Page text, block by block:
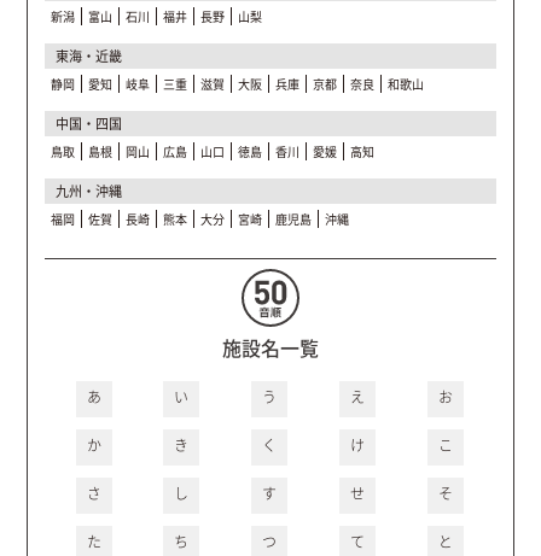
新潟 富山 石川 福井 長野 山梨
東海・近畿
静岡 愛知 岐阜 三重 滋賀 大阪 兵庫 京都 奈良 和歌山
中国・四国
鳥取 島根 岡山 広島 山口 徳島 香川 愛媛 高知
九州・沖縄
福岡 佐賀 長崎 熊本 大分 宮崎 鹿児島 沖縄
施設名一覧
あ い う え お
か き く け こ
さ し す せ そ
た ち つ て と